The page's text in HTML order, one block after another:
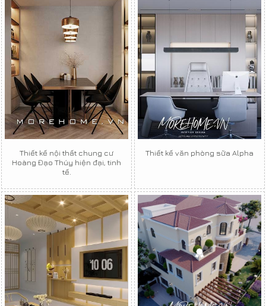
Thiết kế nội thất chung cư
Hoàng Đạo Thúy hiện đại, tinh
tế.
Thiết kế văn phòng sữa Alpha